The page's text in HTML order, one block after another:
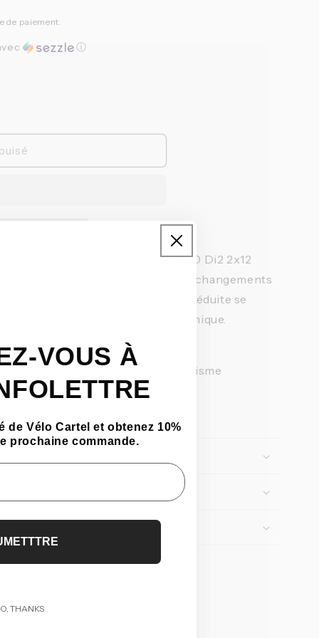
de paiement.
ⓘ
électronique ULTEGRA FD-R8150 Di2 2x12
110 grammes et il permets des changements
Sa surface frontale réduite se
de sa traînée aérodynamique.
plus rapides
de 33% améliorant l'aérodynamisme
VOUS À
de Vélo Cartel et obtenez 10%
prochaine commande.
THANKS